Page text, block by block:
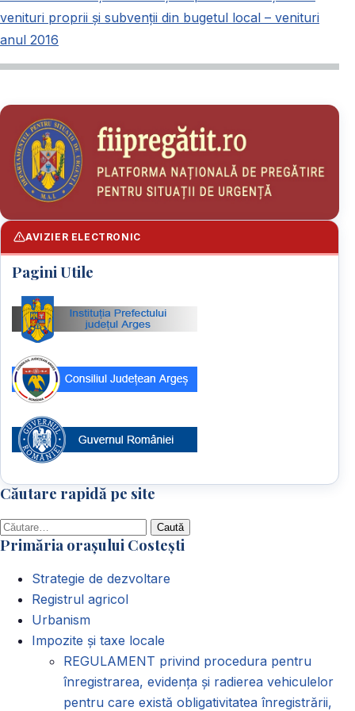
venituri proprii și subvenții din bugetul local – venituri
anul 2016
AVIZIER ELECTRONIC
Pagini Utile
Căutare rapidă pe site
Caută
după:
Primăria orașului Costești
Strategie de dezvoltare
Registrul agricol
Urbanism
Impozite și taxe locale
REGULAMENT privind procedura pentru
înregistrarea, evidența și radierea vehiculelor
pentru care există obligativitatea înregistrării,